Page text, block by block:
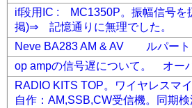
if段用IC : MC1350P。振幅信号を
掲)⇒ 記憶通りに無理でした。
Neve BA283 AM & AV ルパート
op ampの信号遅について。 オー
RADIO KITS TOP。ワイヤレスマ
自作：AM,SSB,CW受信機。同期